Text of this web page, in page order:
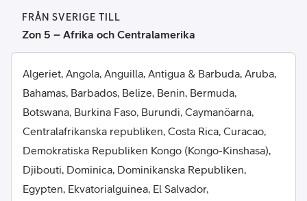
FRÅN SVERIGE TILL
Zon 5 – Afrika och Centralamerika
Algeriet, Angola, Anguilla, Antigua & Barbuda, Aruba,
Bahamas, Barbados, Belize, Benin, Bermuda,
Botswana, Burkina Faso, Burundi, Caymanöarna,
Centralafrikanska republiken, Costa Rica, Curacao,
Demokratiska Republiken Kongo (Kongo-Kinshasa),
Djibouti, Dominica, Dominikanska Republiken,
Egypten, Ekvatorialguinea, El Salvador,